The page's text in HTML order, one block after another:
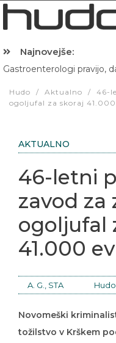
Najnovejše:
Gastroenterologi pravijo,
Hudo / Aktualno /
46-
ogoljufal za skoraj
AKTUALNO
46-letni
zavod za
ogoljufal
41.000
A. G., STA
Novomeški
tožilstvo v Krškem